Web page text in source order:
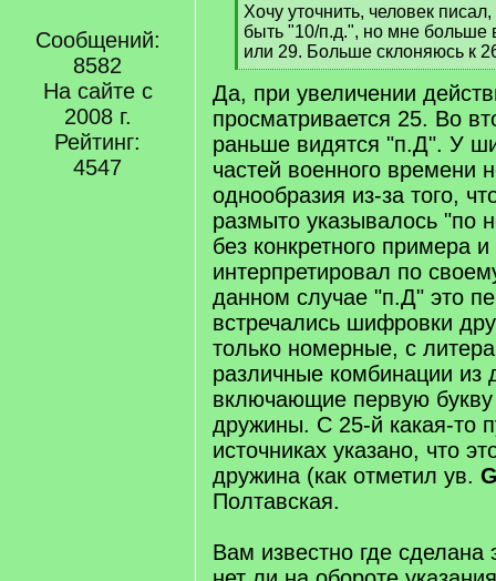
Сообщений:
8582
На сайте с
2008 г.
Рейтинг:
4547
]Хочу уточнить, человек
быть "10/п.д.", но мне больше
или 29. Больше склоняюсь к
[
q
]
Да, при увеличении
просматривается 25. Во
раньше видятся "п.Д". У
частей военного времени
однообразия из-за того,
размыто указывалось "по
без конкретного примера
интерпретировал по
данном случае "п.Д" это
встречались шифровки
только номерные, с
различные комбинации из
включающие первую букву
дружины. С 25-й какая-то
источниках указано, что
дружина (как отметил ув.
Полтавская.
Вам известно где сделана